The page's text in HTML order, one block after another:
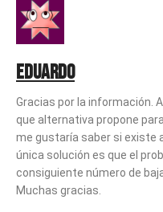
Eduardo
Gracias por la información.
que alternativa propone
me gustaría saber si existe
única solución es que el
consiguiente número de
Muchas gracias.